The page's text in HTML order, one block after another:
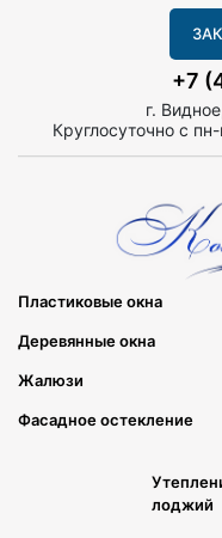
+7
г.
Круглосуточно с
Пластиковые окна
Деревянные окна
Жалюзи
Фасадное остекление
лоджий